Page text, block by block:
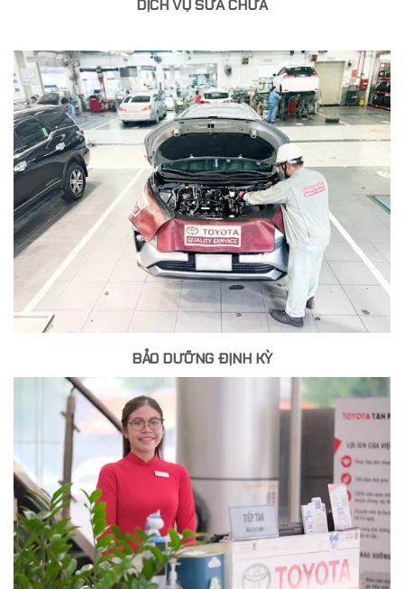
DỊCH VỤ SỬA CHỮA
BẢO DƯỠNG ĐỊNH KỲ